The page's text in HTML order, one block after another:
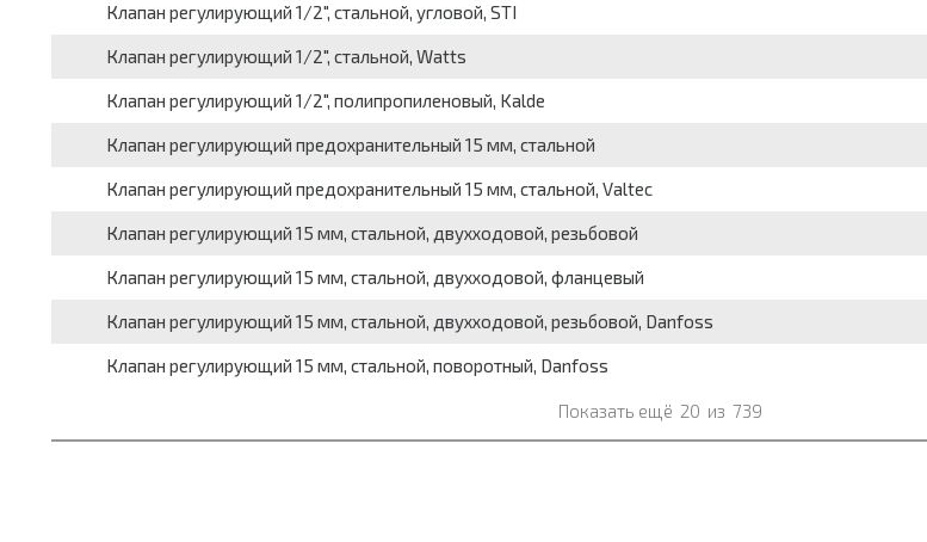
Клапан регулирующий 1/2", стальной, угловой, STI
Клапан регулирующий 1/2", стальной, Watts
Клапан регулирующий 1/2", полипропиленовый, Kalde
Клапан регулирующий предохранительный 15 мм, стальной
Клапан регулирующий предохранительный 15 мм, стальной, Valtec
Клапан регулирующий 15 мм, стальной, двухходовой, резьбовой
Клапан регулирующий 15 мм, стальной, двухходовой, фланцевый
Клапан регулирующий 15 мм, стальной, двухходовой, резьбовой, Danfoss
Клапан регулирующий 15 мм, стальной, поворотный, Danfoss
Показать ещё 20 из 739